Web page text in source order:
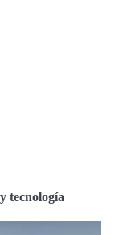
tecnología